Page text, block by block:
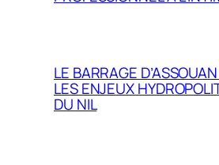
LE BARRAGE
LES ENJEUX
DU NIL